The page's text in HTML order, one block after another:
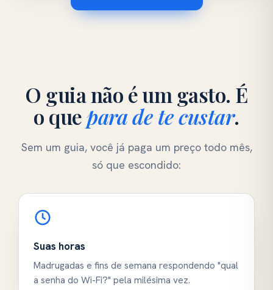
O guia não é um gasto. É
o quepara de te custar.
Sem um guia, você já paga um preço todo mês,
só que escondido:
Suas horas
Madrugadas e fins de semana respondendo "qual
a senha do Wi-Fi?" pela milésima vez.